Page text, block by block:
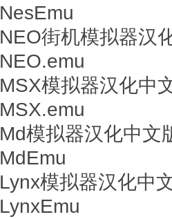
NesEmu
NEO街机模拟器汉
NEO.emu
MSX模拟器汉化中
MSX.emu
Md模拟器汉化中文
MdEmu
Lynx模拟器汉化中
LynxEmu